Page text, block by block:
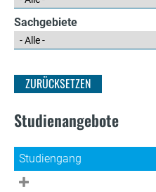
Sachgebiete
Studienangebote
Studiengang